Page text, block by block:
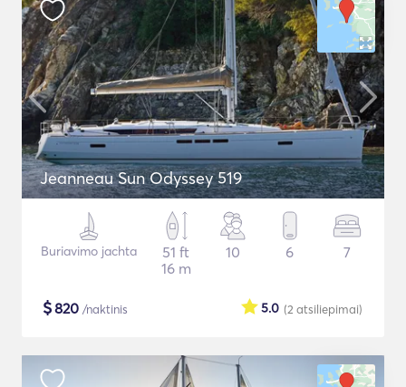
Jeanneau Sun Odyssey 519
Buriavimo jachta
51 ft
16 m
10 6 7
$820 /naktinis (2 atsiliepimai)
5.0